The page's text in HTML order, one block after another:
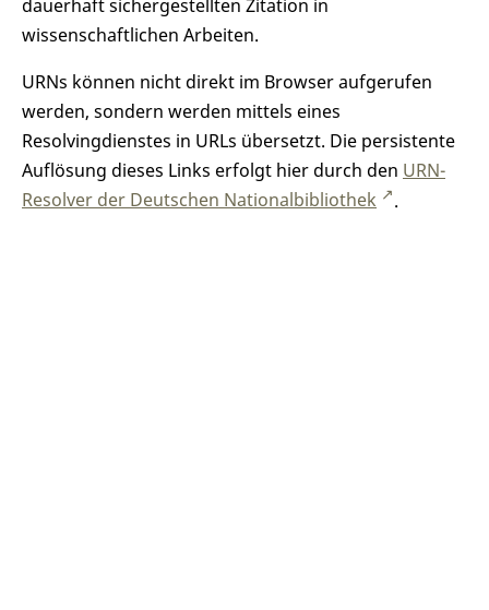
dauerhaft sichergestellten Zitation in
wissenschaftlichen Arbeiten.
URNs können nicht direkt im Browser aufgerufen
werden, sondern werden mittels eines
Resolvingdienstes in URLs übersetzt. Die persistente
Auflösung dieses Links erfolgt hier durch den URN-
Resolver der Deutschen Nationalbibliothek
.